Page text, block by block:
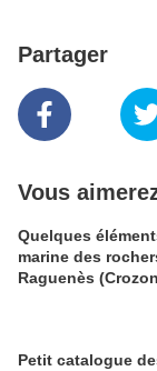
Partager
Vous
Quelques
marine des
Raguenès
Petit catalogue